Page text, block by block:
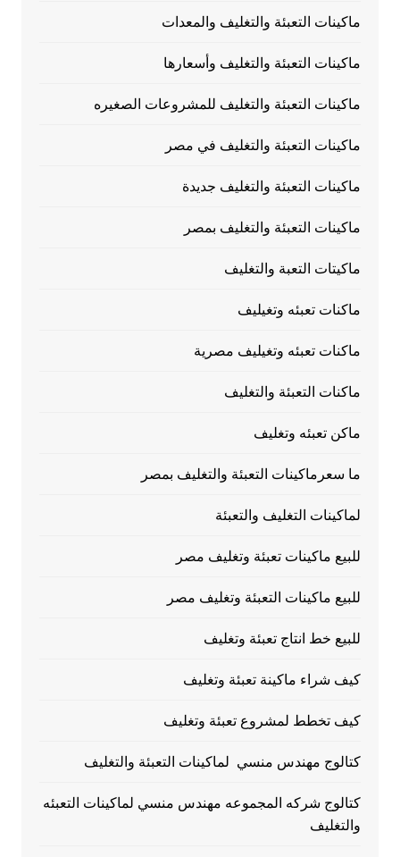
ماكينات التعبئة والتغليف والمعدات
ماكينات التعبئة والتغليف وأسعارها
ماكينات التعبئة والتغليف للمشروعات الصغيره
ماكينات التعبئة والتغليف في مصر
ماكينات التعبئة والتغليف جديدة
ماكينات التعبئة والتغليف بمصر
ماكيتات التعبة والتغليف
ماكنات تعبئه وتغيليف
ماكنات تعبئه وتغيليف مصرية
ماكنات التعبئة والتغليف
ماكن تعبئه وتغليف
ما سعرماكينات التعبئة والتغليف بمصر
لماكينات التغليف والتعبئة
للبيع ماكينات تعبئة وتغليف مصر
للبيع ماكينات التعبئة وتغليف مصر
للبيع خط انتاج تعبئة وتغليف
كيف شراء ماكينة تعبئة وتغليف
كيف تخطط لمشروع تعبئة وتغليف
كتالوج مهندس منسي لماكينات التعبئة والتغليف
كتالوج شركه المجموعه مهندس منسي لماكينات التعبئه
والتغليف